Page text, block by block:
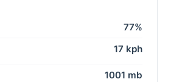
77%
17 kph
1001 mb